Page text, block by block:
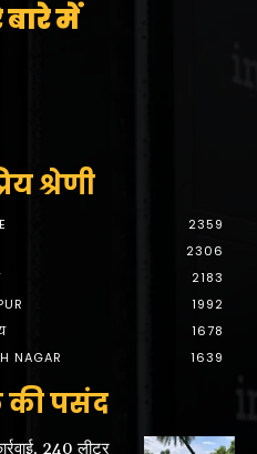
बारे में
श्रेणी
2359
2306
2183
1992
1678
NAGAR
1639
की पसंद
240 लीटर